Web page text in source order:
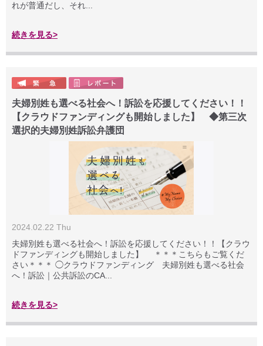
れが普通だし、それ...
続きを見る>
夫婦別姓も選べる社会へ！訴訟を応援してください！！
【クラウドファンディングも開始しました】 ◆第三次
選択的夫婦別姓訴訟弁護団
2024.02.22 Thu
夫婦別姓も選べる社会へ！訴訟を応援してください！！【クラウ
ドファンディングも開始しました】 ＊＊＊こちらもご覧くだ
さい＊＊＊ ◯クラウドファンディング 夫婦別姓も選べる社会
へ！訴訟｜公共訴訟のCA...
続きを見る>